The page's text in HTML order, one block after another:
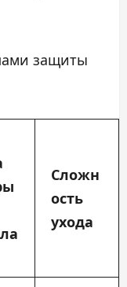
защиты
Сложн
ость
ухода